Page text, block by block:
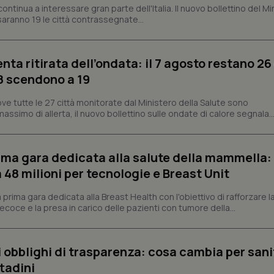
a interessare gran parte dell'Italia. Il nuovo bollettino del
19 le città contrassegnate...
ritirata dell’ondata: il 7 agosto restano
scendono a 19
tutte le 27 città monitorate dal Ministero della Salute sono
di allerta, il nuovo bollettino sulle ondate di calore segnala...
gara dedicata alla salute della mammella:
milioni per tecnologie e Breast Unit
gara dedicata alla Breast Health con l'obiettivo di rafforzare la
e la presa in carico delle pazienti con tumore della...
di trasparenza: cosa cambia per
dei cookie di Cookie-Script.com
correttamente.
settimane
abilitare il sistema di tracking
www.quotidianosanita.it
Questo cookie è impostato
assegnare un identificatore
Google LLC
.quotidianosanita.it
1 anno 1
mese
Questo nome di cookie è
Universal Analytics, che è un
significativo del servizio di
per distinguere utenti unici
sito e utilizzato per calcolare i
sessioni e campagne per i
www.quotidianosanita.it
linguaggio PHP. Si tratta di un
generico utilizzato per
sessione utente. Normalmente è
utilizzato può essere specifico
un utente tra le pagine.